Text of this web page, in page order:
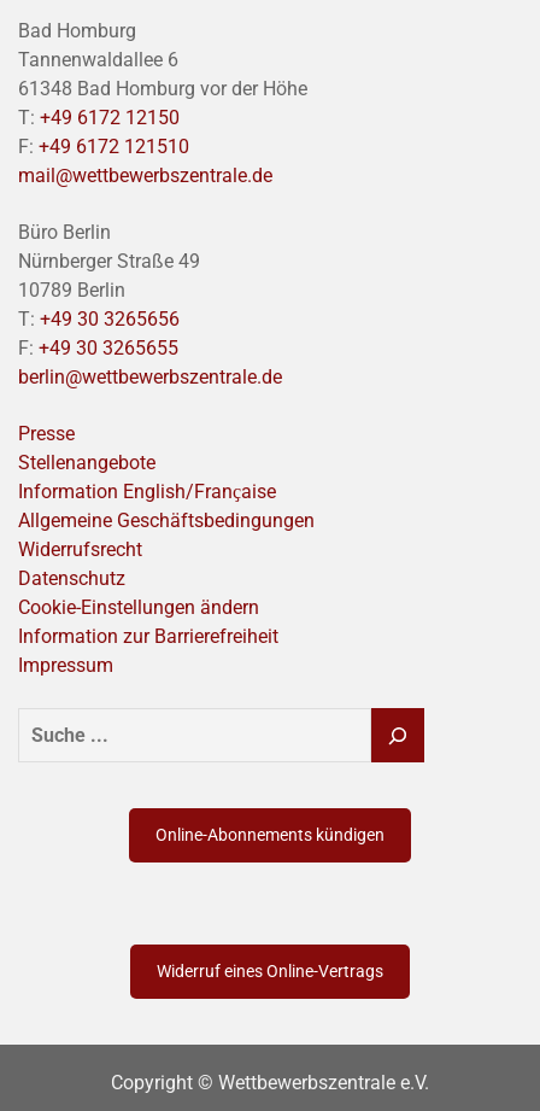
Bad Homburg
Tannenwaldallee 6
61348 Bad Homburg vor der Höhe
T: +49 6172 12150
F: +49 6172 121510
mail@wettbewerbszentrale.de
Büro Berlin
Nürnberger Straße 49
10789 Berlin
T: +49 30 3265656
F: +49 30 3265655
berlin@wettbewerbszentrale.de
Presse
Stellenangebote
Information English/Franҫaise
Allgemeine Geschäftsbedingungen
Widerrufsrecht
Datenschutz
Cookie-Einstellungen ändern
Information zur Barrierefreiheit
Impressum
SUCHEN
Online-Abonnements kündigen
Widerruf eines Online-Vertrags
Copyright © Wettbewerbszentrale e.V.